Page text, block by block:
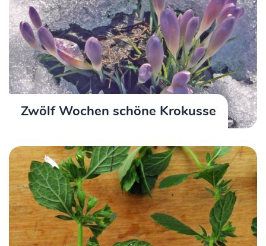
Zwölf Wochen schöne Krokusse